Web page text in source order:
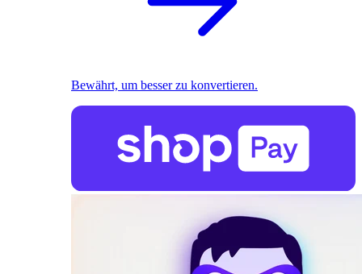
Bewährt, um besser zu konvertieren.